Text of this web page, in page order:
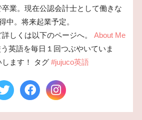
業。現在公認会計士として働きな
中。将来起業予定。
しくは以下のページへ。 About Me
英語を毎日１回つぶやいていま
ます！ タグ #jujuco英語